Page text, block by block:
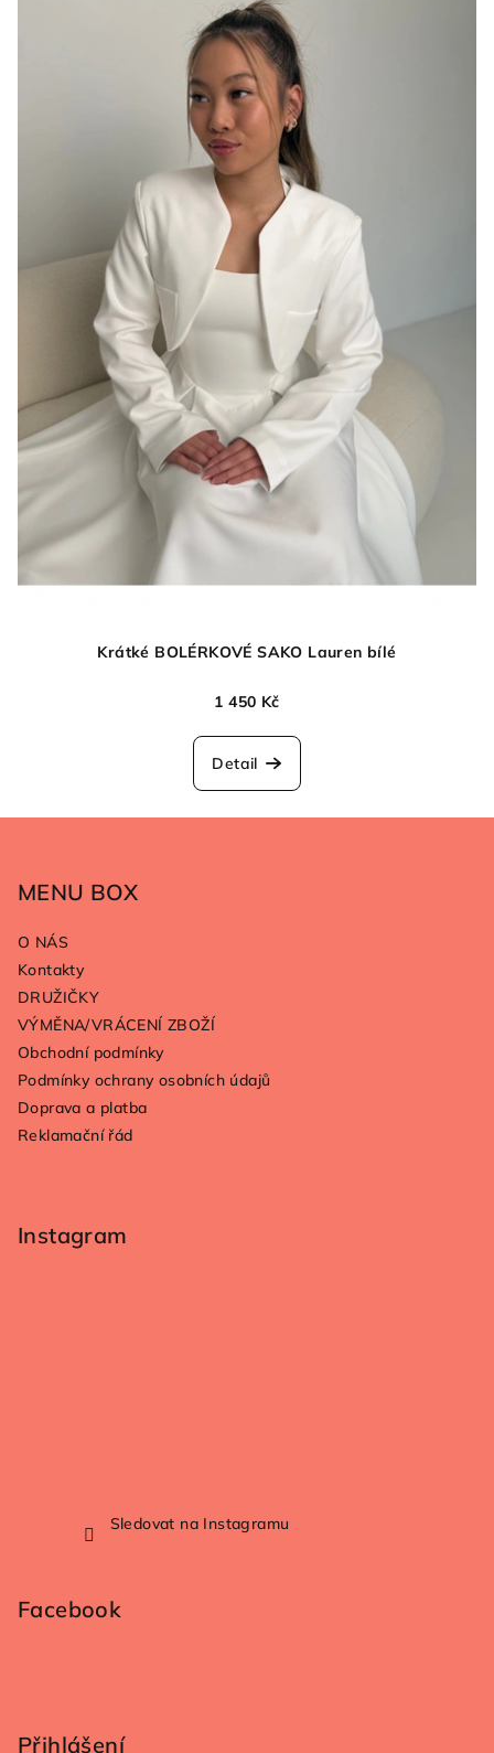
Krátké BOLÉRKOVÉ SAKO Lauren bílé
1 450 Kč
Detail
MENU BOX
O NÁS
Kontakty
DRUŽIČKY
VÝMĚNA/VRÁCENÍ ZBOŽÍ
Obchodní podmínky
Podmínky ochrany osobních údajů
Doprava a platba
Reklamační řád
Instagram
Sledovat na Instagramu
Facebook
Přihlášení